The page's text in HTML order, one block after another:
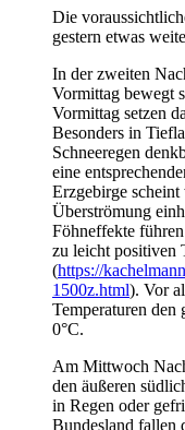
Die
gestern etwas
In der zweiten
Vormittag bewegt
Vormittag setzen
Besonders in
Schneeregen
eine
Erzgebirge
Überströmung
Föhneffekte
zu leicht positiven
(https://
1500z.html). Vor
Temperaturen den
0°C.
Am Mittwoch
den äußeren
in Regen oder
Bundesland fallen